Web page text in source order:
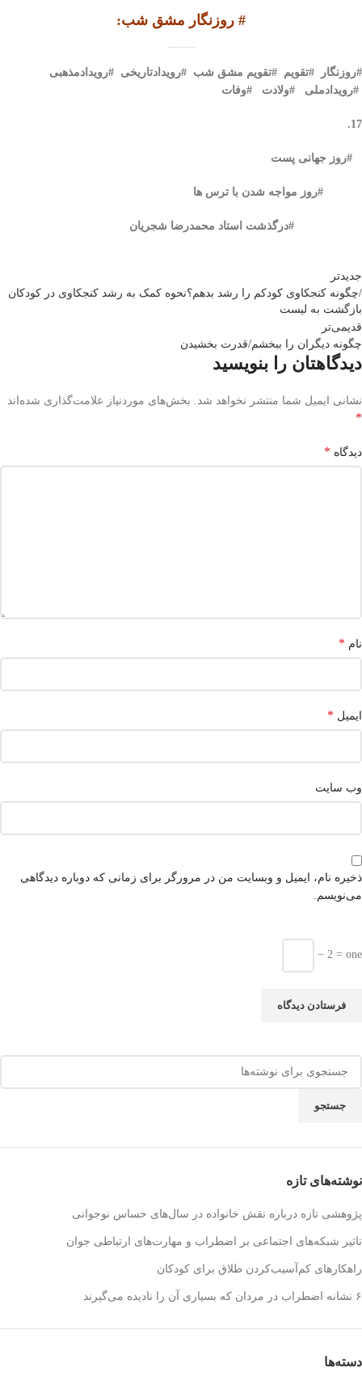
# روزنگار مشق شب:
#روزنگار #تقویم #تقویم مشق شب #رویدادتاریخی #رویدادمذهبی
#رویدادملی #ولادت #وفات
17.
#روز جهانی پست
#روز مواجه شدن با ترس ها
#درگذشت استاد محمدرضا شجریان
جدیدتر
/چگونه کنجکاوی کودکم را رشد بدهم؟نحوه کمک به رشد کنجکاوی در کودکان
بازگشت بە لیست
قدیمی‌تر
چگونه دیگران را ببخشم/قدرت بخشیدن
دیدگاهتان را بنویسید
نشانی ایمیل شما منتشر نخواهد شد. بخش‌های موردنیاز علامت‌گذاری شده‌اند
*
دیدگاه *
نام *
ایمیل *
وب‌ سایت
ذخیره نام، ایمیل و وبسایت من در مرورگر برای زمانی که دوباره دیدگاهی
می‌نویسم.
− 2 = one
جستجو
نوشته‌های تازه
پژوهشی تازه درباره نقش خانواده در سال‌های حساس نوجوانی
تاثیر شبکه‌های اجتماعی بر اضطراب و مهارت‌های ارتباطی جوان
راهکارهای کم‌آسیب‌کردن طلاق برای کودکان
۶ نشانه اضطراب در مردان که بسیاری آن را نادیده می‌گیرند
دسته‌ها